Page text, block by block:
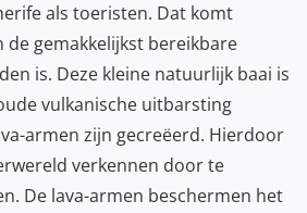
als toeristen. Dat komt
gemakkelijkst bereikbare
is. Deze kleine natuurlijk baai is
vulkanische uitbarsting
armen zijn gecreëerd. Hierdoor
verkennen door te
De lava-armen beschermen het